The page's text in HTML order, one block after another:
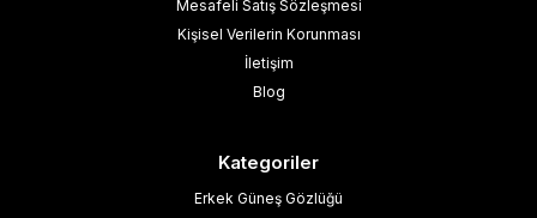
Mesafeli Satış Sözleşmesi
Kişisel Verilerin Korunması
İletişim
Blog
Kategoriler
Erkek Güneş Gözlüğü